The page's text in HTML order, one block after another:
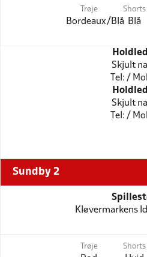
Trøje
Bordeaux/Blå
Shorts
Blå
Skjult
Tel: /
Skjult
Tel: /
Sundby 2
Kløvermarkens
Trøje Shorts